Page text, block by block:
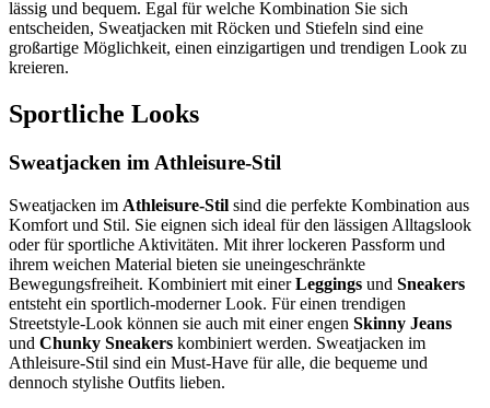
lässig und bequem. Egal für welche Kombination Sie sich
entscheiden, Sweatjacken mit Röcken und Stiefeln sind eine
großartige Möglichkeit, einen einzigartigen und trendigen Look zu
kreieren.
Sportliche Looks
Sweatjacken im Athleisure-Stil
Sweatjacken im Athleisure-Stil sind die perfekte Kombination aus
Komfort und Stil. Sie eignen sich ideal für den lässigen Alltagslook
oder für sportliche Aktivitäten. Mit ihrer lockeren Passform und
ihrem weichen Material bieten sie uneingeschränkte
Bewegungsfreiheit. Kombiniert mit einerLeggings und Sneakers
entsteht ein sportlich-moderner Look. Für einen trendigen
Streetstyle-Look können sie auch mit einer engen Skinny Jeans
und Chunky Sneakers kombiniert werden. Sweatjacken im
Athleisure-Stil sind ein Must-Have für alle, die bequeme und
dennoch stylishe Outfits lieben.